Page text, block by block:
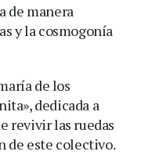
de manera
y la cosmogonía
de los
dedicada a
revivir las ruedas
de este colectivo.